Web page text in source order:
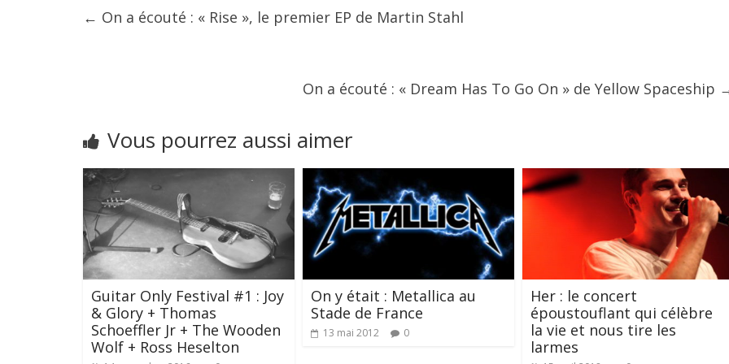
← On a écouté : « Rise », le premier EP de Martin Stahl
On a écouté : « Dream Has To Go On » de Yellow Spaceship
Vous pourrez aussi aimer
Guitar Only Festival #1 : Joy
& Glory + Thomas
Schoeffler Jr + The Wooden
Wolf + Ross Heselton
On y était : Metallica au
Stade de France
13 mai 2012 0
Her : le concert
époustouflant qui célèbre
la vie et nous tire les
larmes